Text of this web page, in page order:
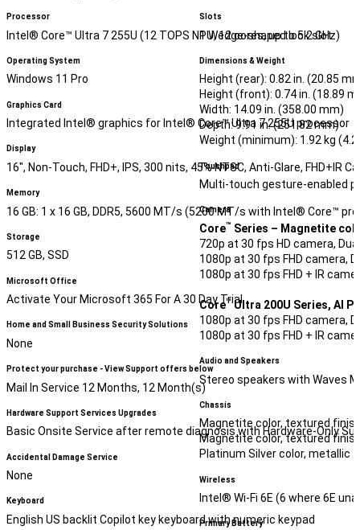
Processor
Intel® Core™ Ultra 7 255U (12 TOPS NPU, 12 cores, up to 5.2 GHz)
Operating System
Windows 11 Pro
Graphics Card
Integrated Intel® graphics for Intel® Core™ Ultra 7 255U processor
Display
16", Non-Touch, FHD+, IPS, 300 nits, 45% NTSC, Anti-Glare, FHD+IR
Memory
16 GB: 1 x 16 GB, DDR5, 5600 MT/s (5200 MT/s with Intel® Core™
Storage
512 GB, SSD
Microsoft Office
Activate Your Microsoft 365 For A 30 Day Trial
Home and Small Business Security Solutions
None
Protect your purchase - View Support offers below
Mail In Service 12 Months, 12 Month(s)
Hardware Support Services Upgrades
Basic Onsite Service after remote diagnosis with Hardware-Only
Accidental Damage Service
None
Keyboard
English US backlit Copilot key keyboard with numeric keypad
Slots
1 Wedge-shaped lock slot
Dimensions & Weight
Height (rear): 0.82 in. (20.85
Height (front): 0.74 in. (18.89
Width: 14.09 in. (358.00 mm)
Depth: 9.91 in. (251.82 mm)
Weight (minimum): 1.92 kg
Touchpad
Multi-touch gesture-enabled
Camera
Core™ Series – Magnetite
720p at 30 fps HD camera,
1080p at 30 fps FHD camera,
1080p at 30 fps FHD + IR
Core™Ultra 200U Series, AI
1080p at 30 fps FHD camera,
1080p at 30 fps FHD + IR
Audio and Speakers
Stereo speakers with Waves
Chassis
Magnetite color, textured
Magnetite color, textured
Platinum Silver color, metallic
Wireless
Intel® Wi-Fi 6E (6 where 6E
Primary Battery